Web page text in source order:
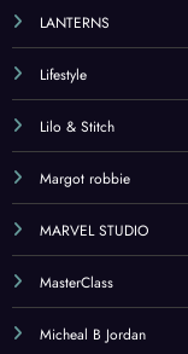
LANTERNS
Lifestyle
Lilo & Stitch
Margot robbie
MARVEL STUDIO
MasterClass
Micheal B Jordan